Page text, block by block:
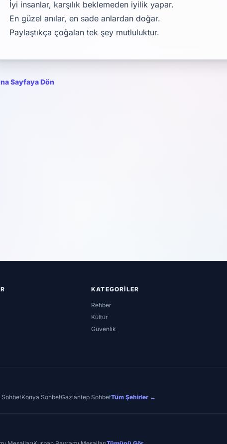
İyi insanlar, karşılık beklemeden iyilik yapar.
En güzel anılar, en sade anlardan doğar.
Paylaştıkça çoğalan tek şey mutluluktur.
Sayfaya Dön
KATEGORILER
Rehber
Kültür
Güvenlik
SohbetKonya SohbetGaziantep SohbetTüm Şehirler →